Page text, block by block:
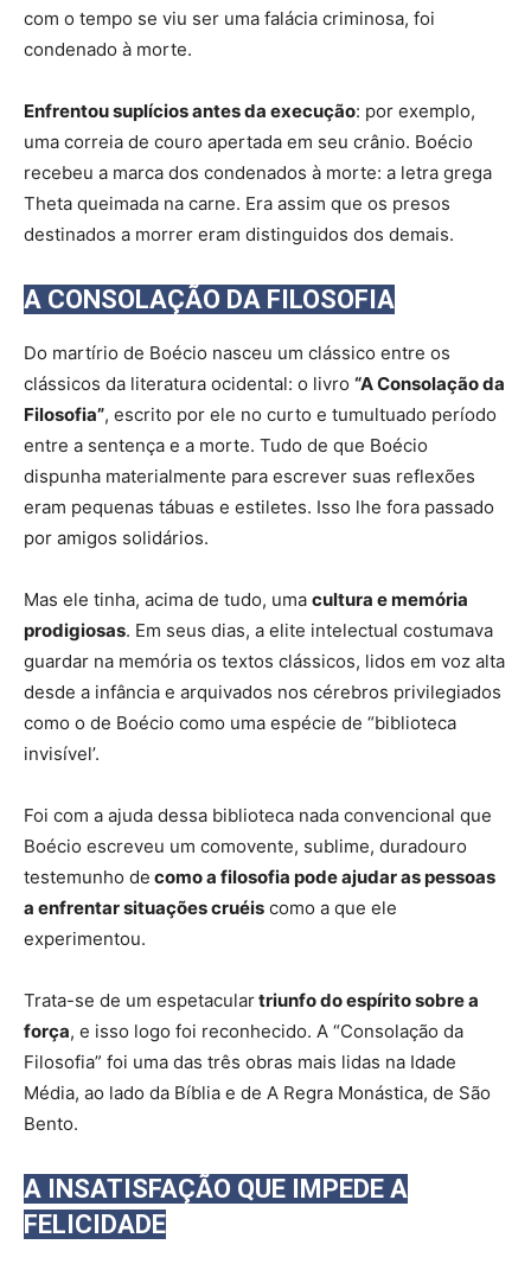
com o tempo se viu ser uma falácia criminosa, foi
condenado à morte.
Enfrentou suplícios antes da execução: por exemplo,
uma correia de couro apertada em seu crânio. Boécio
recebeu a marca dos condenados à morte: a letra grega
Theta queimada na carne. Era assim que os presos
destinados a morrer eram distinguidos dos demais.
A CONSOLAÇÃO DA FILOSOFIA
Do martírio de Boécio nasceu um clássico entre os
clássicos da literatura ocidental: o livro “A Consolação da
Filosofia”, escrito por ele no curto e tumultuado período
entre a sentença e a morte. Tudo de que Boécio
dispunha materialmente para escrever suas reflexões
eram pequenas tábuas e estiletes. Isso lhe fora passado
por amigos solidários.
Mas ele tinha, acima de tudo, uma cultura e memória
prodigiosas. Em seus dias, a elite intelectual costumava
guardar na memória os textos clássicos, lidos em voz alta
desde a infância e arquivados nos cérebros privilegiados
como o de Boécio como uma espécie de “biblioteca
invisível’.
Foi com a ajuda dessa biblioteca nada convencional que
Boécio escreveu um comovente, sublime, duradouro
testemunho de como a filosofia pode ajudar as pessoas
a enfrentar situações cruéis como a que ele
experimentou.
Trata-se de um espetaculartriunfo do espírito sobre a
força, e isso logo foi reconhecido. A “Consolação da
Filosofia” foi uma das três obras mais lidas na Idade
Média, ao lado da Bíblia e de A Regra Monástica, de São
Bento.
A INSATISFAÇÃO QUE IMPEDE A
FELICIDADE